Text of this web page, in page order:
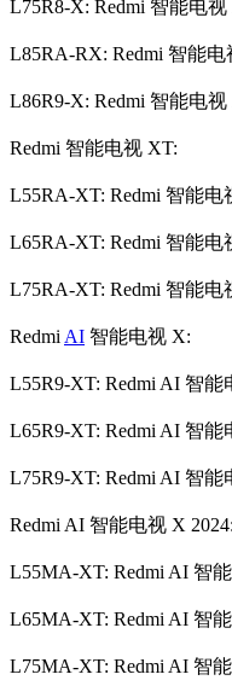
L75R8-X: Redmi 智能电视
L85RA-RX: Redmi 智能电
L86R9-X: Redmi 智能电视
Redmi 智能电视 XT:
L55RA-XT: Redmi 智能电
L65RA-XT: Redmi 智能电
L75RA-XT: Redmi 智能电
Redmi AI 智能电视 X:
L55R9-XT: Redmi AI 智能
L65R9-XT: Redmi AI 智能
L75R9-XT: Redmi AI 智能
Redmi AI 智能电视 X 2024:
L55MA-XT: Redmi AI 智
L65MA-XT: Redmi AI 智
L75MA-XT: Redmi AI 智